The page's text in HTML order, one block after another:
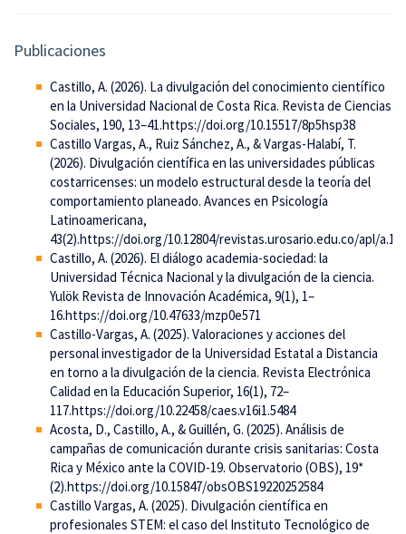
Publicaciones
Castillo, A. (2026). La divulgación del conocimiento científico
en la Universidad Nacional de Costa Rica. Revista de Ciencias
Sociales, 190, 13–41.https://doi.org/10.15517/8p5hsp38
Castillo Vargas, A., Ruiz Sánchez, A., & Vargas-Halabí, T.
(2026). Divulgación científica en las universidades públicas
costarricenses: un modelo estructural desde la teoría del
comportamiento planeado. Avances en Psicología
Latinoamericana,
43(2).https://doi.org/10.12804/revistas.urosario.edu.co/apl/
Castillo, A. (2026). El diálogo academia-sociedad: la
Universidad Técnica Nacional y la divulgación de la ciencia.
Yulök Revista de Innovación Académica, 9(1), 1–
16.https://doi.org/10.47633/mzp0e571
Castillo-Vargas, A. (2025). Valoraciones y acciones del
personal investigador de la Universidad Estatal a Distancia
en torno a la divulgación de la ciencia. Revista Electrónica
Calidad en la Educación Superior, 16(1), 72–
117.https://doi.org/10.22458/caes.v16i1.5484
Acosta, D., Castillo, A., & Guillén, G. (2025). Análisis de
campañas de comunicación durante crisis sanitarias: Costa
Rica y México ante la COVID-19. Observatorio (OBS), 19*
(2).https://doi.org/10.15847/obsOBS19220252584
Castillo Vargas, A. (2025). Divulgación científica en
profesionales STEM: el caso del Instituto Tecnológico de